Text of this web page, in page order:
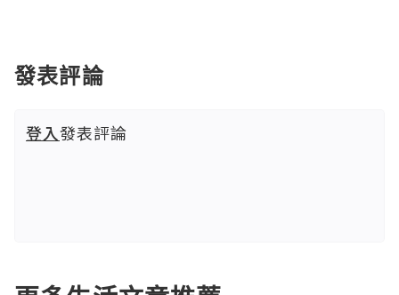
發表評論
登入發表評論